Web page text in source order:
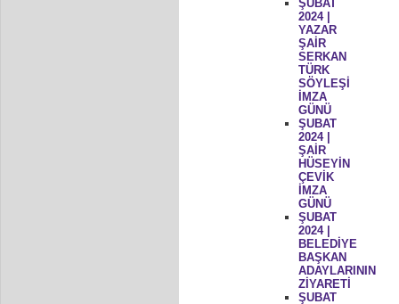
ŞUBAT
2024 |
YAZAR
ŞAİR
SERKAN
TÜRK
SÖYLEŞİ
İMZA
GÜNÜ
ŞUBAT
2024 |
ŞAİR
HÜSEYİN
ÇEVİK
İMZA
GÜNÜ
ŞUBAT
2024 |
BELEDİYE
BAŞKAN
ADAYLARININ
ZİYARETİ
ŞUBAT